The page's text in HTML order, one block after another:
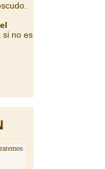
el
si no es